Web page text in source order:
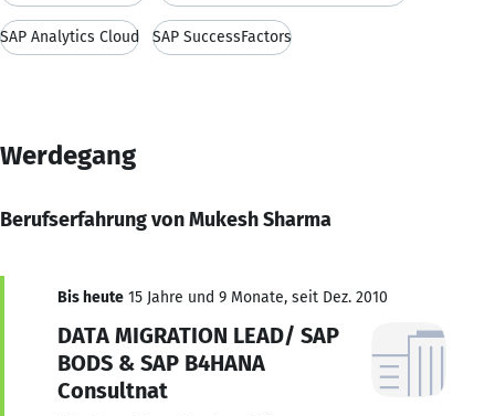
SAP Analytics Cloud SAP SuccessFactors
Werdegang
Berufserfahrung von Mukesh Sharma
Bis heute 15 Jahre und 9 Monate, seit Dez. 2010
DATA MIGRATION LEAD/ SAP
BODS & SAP B4HANA
Consultnat